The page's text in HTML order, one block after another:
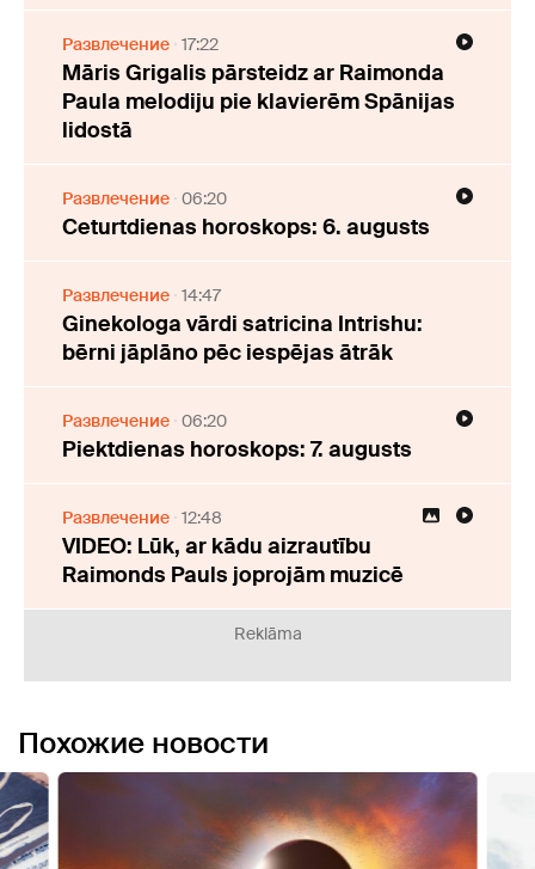
Развлечение 17:22
Māris Grigalis pārsteidz ar Raimonda
Paula melodiju pie klavierēm Spānijas
lidostā
Развлечение 06:20
Ceturtdienas horoskops: 6. augusts
Развлечение 14:47
Ginekologa vārdi satricina Intrishu:
bērni jāplāno pēc iespējas ātrāk
Развлечение 06:20
Piektdienas horoskops: 7. augusts
Развлечение 12:48
VIDEO: Lūk, ar kādu aizrautību
Raimonds Pauls joprojām muzicē
Reklāma
Похожие новости